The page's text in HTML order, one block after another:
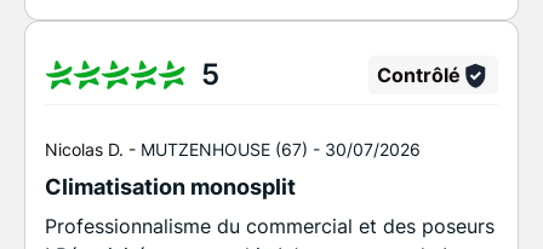
M. TURUL et M. SEMIH jusqu'au frigoriste M.
après les travaux propreté des lieux à relever
5 Contrôlé
Nicolas D. - MUTZENHOUSE (67) - 30/07/2026
Climatisation monosplit
Professionnalisme du commercial et des poseurs